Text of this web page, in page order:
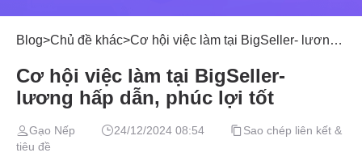
Blog>Chủ đề khác>Cơ hội việc làm tại BigSeller- lương hấp dẫn, phúc lợi tốt
Cơ hội việc làm tại BigSeller-
lương hấp dẫn, phúc lợi tốt
Gạo Nếp 24/12/2024 08:54
Sao chép liên kết &
tiêu đề